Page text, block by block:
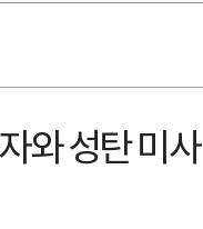
와 성탄 미사